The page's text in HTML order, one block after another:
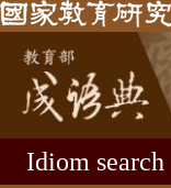
Idiom search